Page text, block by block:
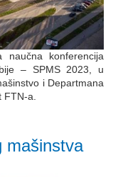
naučna konferencija
– SPMS 2023, u
i Departmana
a.
mašinstva